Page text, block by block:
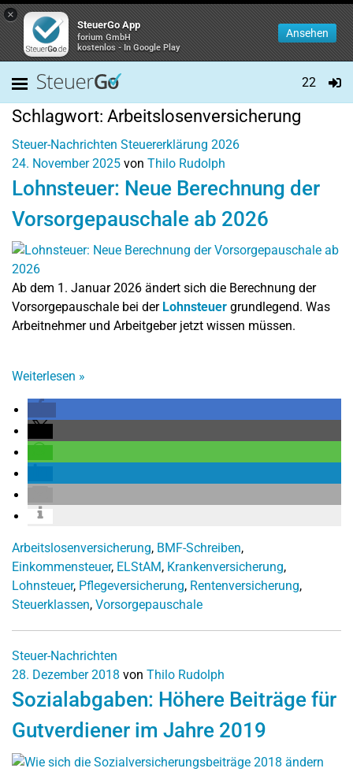
×
SteuerGo App
forium GmbH
kostenlos - In Google Play
Ansehen
22
Schlagwort: Arbeitslosenversicherung
Steuer-Nachrichten Steuererklärung 2026
24. November 2025 von Thilo Rudolph
Lohnsteuer: Neue Berechnung der
Vorsorgepauschale ab 2026
Ab dem 1. Januar 2026 ändert sich die Berechnung der
Vorsorgepauschale bei der Lohnsteuer grundlegend. Was
Arbeitnehmer und Arbeitgeber jetzt wissen müssen.
Weiterlesen »
Arbeitslosenversicherung, BMF-Schreiben,
Einkommensteuer, ELStAM, Krankenversicherung,
Lohnsteuer, Pflegeversicherung, Rentenversicherung,
Steuerklassen, Vorsorgepauschale
Steuer-Nachrichten
28. Dezember 2018 von Thilo Rudolph
Sozialabgaben: Höhere Beiträge für
Gutverdiener im Jahre 2019